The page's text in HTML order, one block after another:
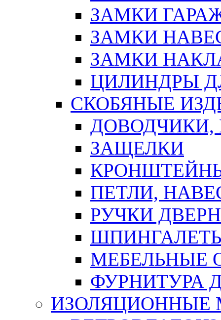
ЗАМКИ
ЗАМКИ
ЗАМКИ
ЦИЛИНДРЫ
СКОБЯНЫЕ
ЗАЩЕЛКИ
ПЕТЛИ,
РУЧКИ
МЕБЕЛЬНЫЕ
ФУРНИТУРА
ИЗОЛЯЦИОННЫЕ